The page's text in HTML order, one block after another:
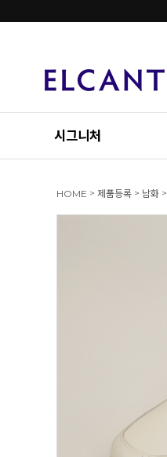
시그니처
HOME > 제품등록 > 남화 >